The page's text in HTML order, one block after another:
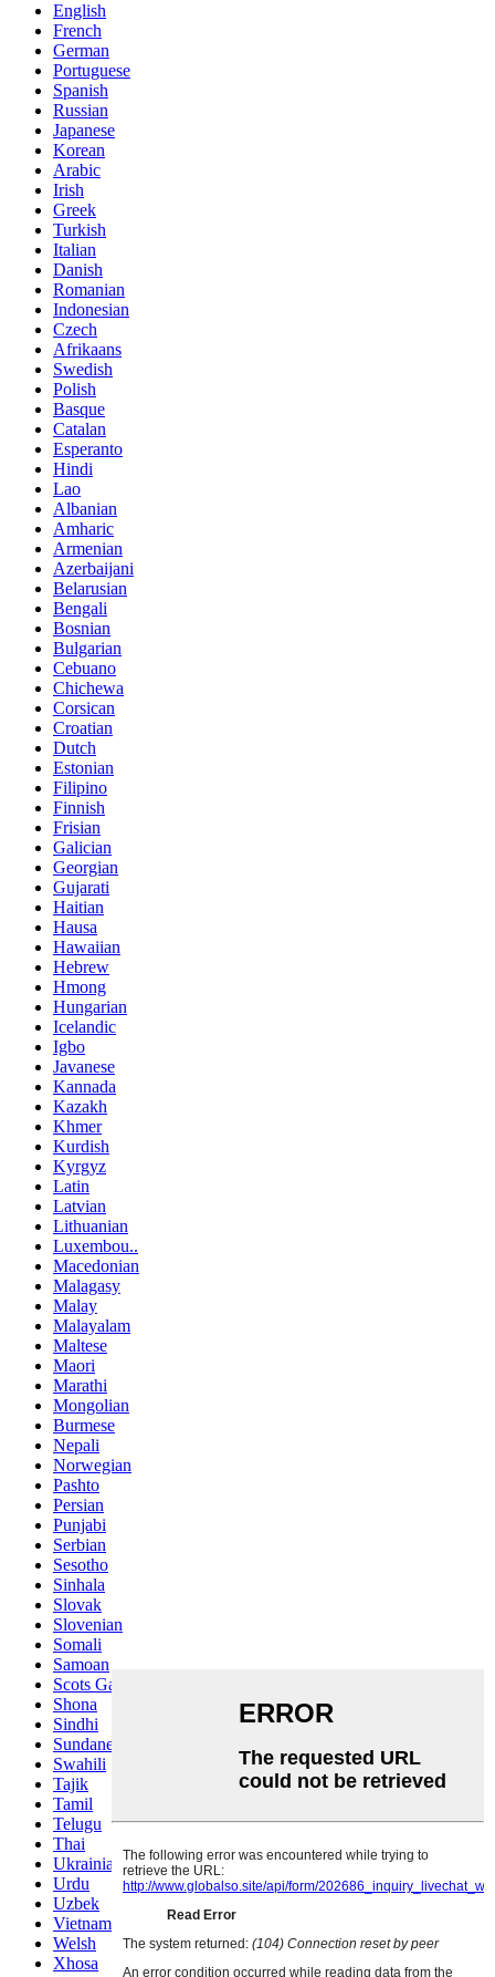
English
French
German
Portuguese
Spanish
Russian
Japanese
Korean
Arabic
Irish
Greek
Turkish
Italian
Danish
Romanian
Indonesian
Czech
Afrikaans
Swedish
Polish
Basque
Catalan
Esperanto
Hindi
Lao
Albanian
Amharic
Armenian
Azerbaijani
Belarusian
Bengali
Bosnian
Bulgarian
Cebuano
Chichewa
Corsican
Croatian
Dutch
Estonian
Filipino
Finnish
Frisian
Galician
Georgian
Gujarati
Haitian
Hausa
Hawaiian
Hebrew
Hmong
Hungarian
Icelandic
Igbo
Javanese
Kannada
Kazakh
Khmer
Kurdish
Kyrgyz
Latin
Latvian
Lithuanian
Luxembou..
Macedonian
Malagasy
Malay
Malayalam
Maltese
Maori
Marathi
Mongolian
Burmese
Nepali
Norwegian
Pashto
Persian
Punjabi
Serbian
Sesotho
Sinhala
Slovak
Slovenian
Somali
Samoan
Scots Gaelic
Shona
Sindhi
Sundanese
Swahili
Tajik
Tamil
Telugu
Thai
Ukrainian
Urdu
Uzbek
Vietnamese
Welsh
Xhosa